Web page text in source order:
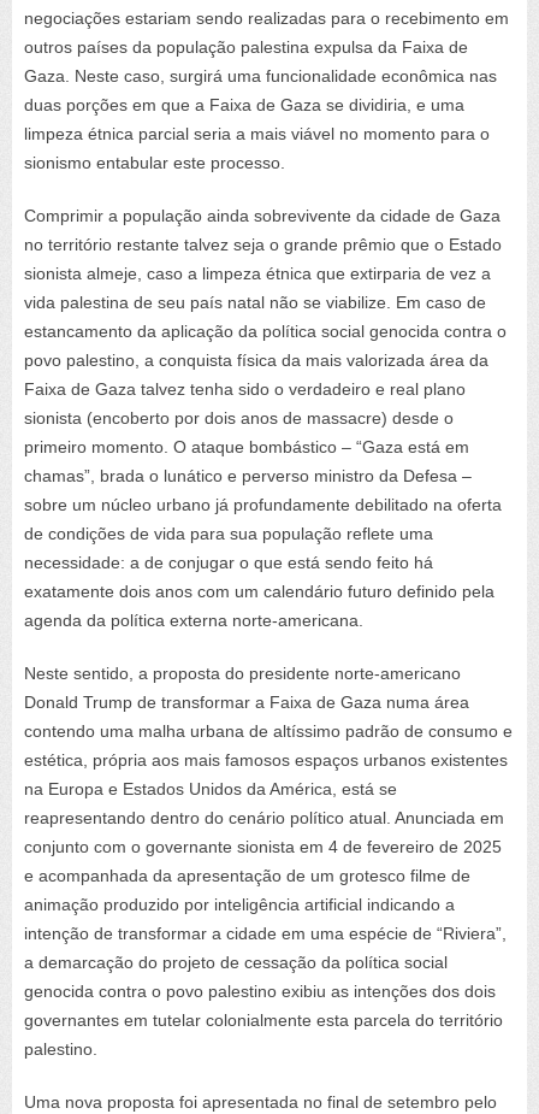
negociações estariam sendo realizadas para o recebimento em
outros países da população palestina expulsa da Faixa de
Gaza. Neste caso, surgirá uma funcionalidade econômica nas
duas porções em que a Faixa de Gaza se dividiria, e uma
limpeza étnica parcial seria a mais viável no momento para o
sionismo entabular este processo.
Comprimir a população ainda sobrevivente da cidade de Gaza
no território restante talvez seja o grande prêmio que o Estado
sionista almeje, caso a limpeza étnica que extirparia de vez a
vida palestina de seu país natal não se viabilize. Em caso de
estancamento da aplicação da política social genocida contra o
povo palestino, a conquista física da mais valorizada área da
Faixa de Gaza talvez tenha sido o verdadeiro e real plano
sionista (encoberto por dois anos de massacre) desde o
primeiro momento. O ataque bombástico – “Gaza está em
chamas”, brada o lunático e perverso ministro da Defesa –
sobre um núcleo urbano já profundamente debilitado na oferta
de condições de vida para sua população reflete uma
necessidade: a de conjugar o que está sendo feito há
exatamente dois anos com um calendário futuro definido pela
agenda da política externa norte-americana.
Neste sentido, a proposta do presidente norte-americano
Donald Trump de transformar a Faixa de Gaza numa área
contendo uma malha urbana de altíssimo padrão de consumo e
estética, própria aos mais famosos espaços urbanos existentes
na Europa e Estados Unidos da América, está se
reapresentando dentro do cenário político atual. Anunciada em
conjunto com o governante sionista em 4 de fevereiro de 2025
e acompanhada da apresentação de um grotesco filme de
animação produzido por inteligência artificial indicando a
intenção de transformar a cidade em uma espécie de “Riviera”,
a demarcação do projeto de cessação da política social
genocida contra o povo palestino exibiu as intenções dos dois
governantes em tutelar colonialmente esta parcela do território
palestino.
Uma nova proposta foi apresentada no final de setembro pelo